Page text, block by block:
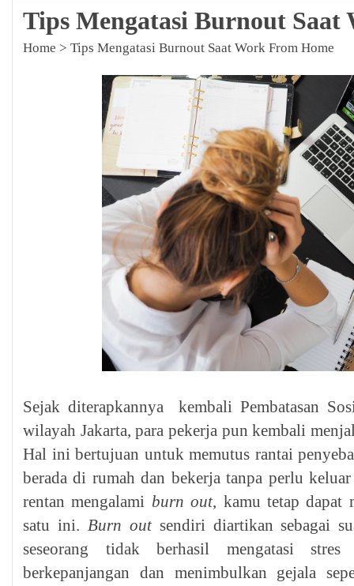
Tips Mengatasi Burnout Saat
Home > Tips Mengatasi Burnout Saat Work From Home
Sejak diterapkannya kembali Pembatasan
wilayah Jakarta, para pekerja pun kembali
Hal ini bertujuan untuk memutus rantai
berada di rumah dan bekerja tanpa perlu
rentan mengalami burn out, kamu tetap dapat
satu ini. Burn outsendiri diartikan sebagai
seseorang tidak berhasil mengatasi stres
berkepanjangan dan menimbulkan gejala